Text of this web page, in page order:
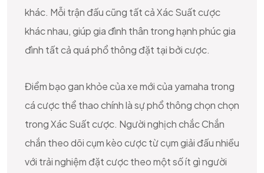
khác. Mỗi trận đấu cũng tất cả Xác Suất cược
khác nhau, giúp gia đình thân trong hạnh phúc gia
đình tất cả quá phổ thông đặt tại bởi cược.
Điểm bạo gan khỏe của xe mới của yamaha trong
cá cược thể thao chính là sự phổ thông chọn chọn
trong Xác Suất cược. Người nghịch chắc Chắn
chắn theo dõi cụm kèo cược từ cụm giải đấu nhiều
với trải nghiệm đặt cược theo một số ít gì người